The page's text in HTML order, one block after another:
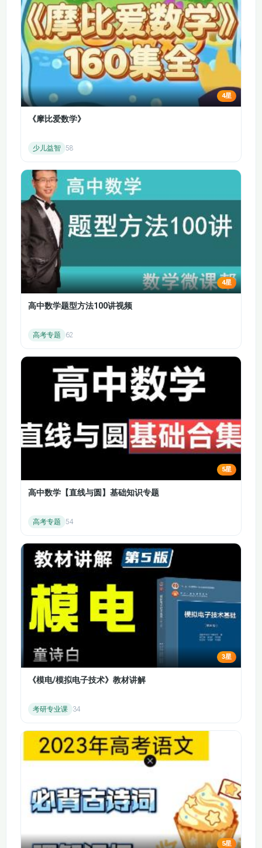
47.语文园地（第一课
时）
48.语文园地（第二课
时）
49.威尼斯的小艇（第
一课时）
50.威尼斯的小艇（第
二课时）
51.牧场之国（第一课
时）
52.牧场之国（第二课
时）
53.金字塔（第一课
小讲解员》
文化遗产
57.语文园地七（第一
课时）
58.语文园地七（第二
59.杨氏之子（第一课
时）
60.杨氏之子（第二课
61.手指（第一课时） 62.手指（第二课时）
63.童年的发现（第一
65.口语交际：我们都
67.语文园地八（第一
课时）
68.语文园地八（第二
课时）
汉字王国_汉字真有趣
_搜集并整理资料（第
一课时）
汉字王国_汉字真有趣
_搜集并整理资料（第
二课时）
71.汉字真有趣（第一
课时）
72.汉字真有趣（第二
73.汉字真有趣（第三
课时）
75.我爱你汉字（第一
课时）
76.我爱你汉字（第二
课时）
本课程以培养学生的核心素养为目标，注重阅读理
化的教学方式，如图文讲解、视频演示、互动练习
等，使学生在轻松愉快的氛围中掌握语文知识，激发
学习兴趣。
课程概述：
2025年五年级语文下册同步课程覆盖了整
个学期的教学内容，包括八个主要单元，每个单元都
有明确的学习目标和丰富的教学资源。课程不仅注重
基础知识的传授，还强调学生的思维能力和创新意识
的培养，使其能够更好地适应未来的学习挑战。
4星
《摩比爱数学》
少儿益智 58
4星
高中数学题型方法100讲视频
高考专题 62
5星
高中数学【直线与圆】基础知识专题
高考专题 54
3星
《模电/模拟电子技术》教材讲解
考研专业课 34
5星